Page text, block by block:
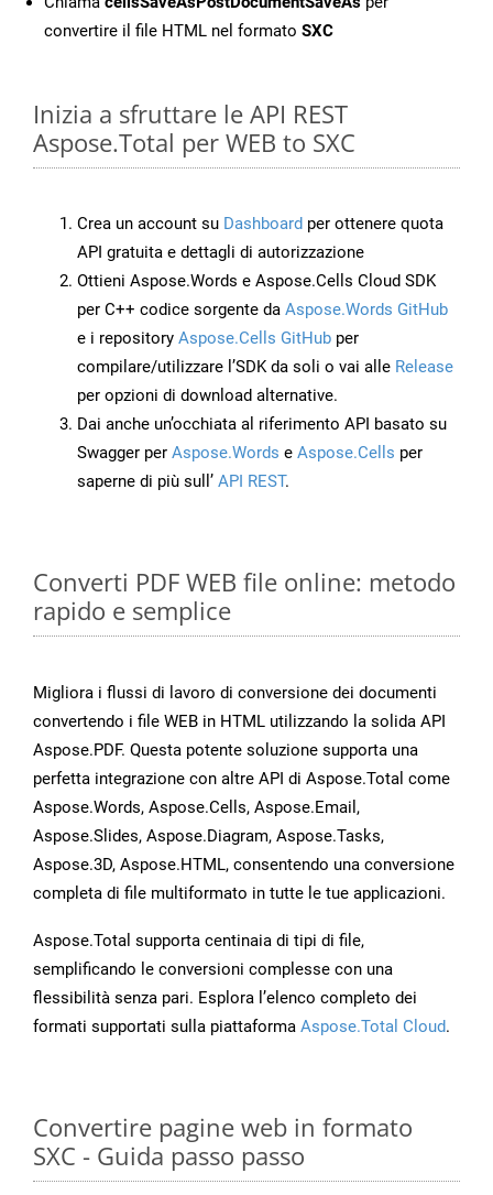
convertire il file HTML nel formato SXC
Inizia a sfruttare le API REST
Aspose.Total per WEB to SXC
Crea un account su Dashboard per ottenere quota
API gratuita e dettagli di autorizzazione
Ottieni Aspose.Words e Aspose.Cells Cloud SDK
per C++ codice sorgente da Aspose.Words GitHub
e i repository Aspose.Cells GitHub per
compilare/utilizzare l’SDK da soli o vai alle Release
per opzioni di download alternative.
Dai anche un’occhiata al riferimento API basato su
Swagger per Aspose.Words e Aspose.Cells per
saperne di più sull’ API REST.
Converti PDF WEB file online: metodo
rapido e semplice
Migliora i flussi di lavoro di conversione dei documenti
convertendo i file WEB in HTML utilizzando la solida API
Aspose.PDF. Questa potente soluzione supporta una
perfetta integrazione con altre API di Aspose.Total come
Aspose.Words, Aspose.Cells, Aspose.Email,
Aspose.Slides, Aspose.Diagram, Aspose.Tasks,
Aspose.3D, Aspose.HTML, consentendo una conversione
completa di file multiformato in tutte le tue applicazioni.
Aspose.Total supporta centinaia di tipi di file,
semplificando le conversioni complesse con una
flessibilità senza pari. Esplora l’elenco completo dei
formati supportati sulla piattaforma Aspose.Total Cloud.
Convertire pagine web in formato
SXC - Guida passo passo